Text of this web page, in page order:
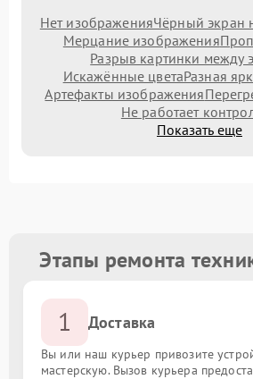
Нет изображенияЧёрный экран
Мерцание изображения
Разрыв картинки между
Искажённые цветаРазная
Артефакты изображения
Не работает
Показать еще
Этапы ремонта
1 Доставка
Вы или наш курьер привозите
мастерскую. Вызов курьера